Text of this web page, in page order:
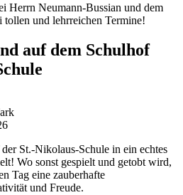
Herrn Neumann-Bussian und dem
und lehrreichen Termine!
auf dem Schulhof
St.-Nikolaus-Schule in ein echtes
Wo sonst gespielt und getobt wird,
Tag eine zauberhafte
und Freude.